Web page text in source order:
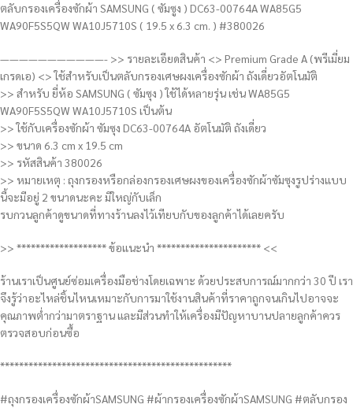
ตลับกรองเครื่องซักผ้า SAMSUNG ( ซัมซูง ) DC63-00764A WA85G5
WA90F5S5QW WA10J5710S ( 19.5 x 6.3 cm. ) #380026
———————————- >> รายละเอียดสินค้า <> Premium Grade A (พรีเมี่ยม
เกรดเอ) <> ใช้สำหรับเป็นตลับกรองเศษผงเครื่องซักผ้า ถังเดี่ยวอัตโนมัติ
>> สำหรับ ยี่ห้อ SAMSUNG ( ซัมซุง ) ใช้ได้หลายรุ่น เช่น WA85G5
WA90F5S5QW WA10J5710S เป็นต้น
>> ใช้กับเครื่องซักผ้า ซัมซุง DC63-00764A อัตโนมัติ ถังเดี่ยว
>> ขนาด 6.3 cm x 19.5 cm
>> รหัสสินค้า 380026
>> หมายเหตุ : ถุงกรองหรือกล่องกรองเศษผงของเครื่องซักผ้าซัมซุงรูปร่างแบบ
นี้จะมีอยู่ 2 ขนาดนะคะ มีใหญ่กับเล็ก
รบกวนลูกค้าดูขนาดที่ทางร้านลงไว้เทียบกับของลูกค้าได้เลยครับ
>> ******************* ข้อแนะนำ ********************** <<
ร้านเราเป็นศูนย์ซ่อมเครื่องมือช่างโดยเฉพาะ ด้วยประสบการณ์มากกว่า 30 ปี เรา
จึงรู้ว่าอะไหล่ชิ้นไหนเหมาะกับการมาใช้งานสินค้าที่ราคาถูกจนเกินไปอาจจะ
คุณภาพต่ำกว่ามาตราฐาน และมีส่วนทำให้เครื่องมีปัญหาบานปลายลูกค้าควร
ตรวจสอบก่อนซื้อ
*************************************************
#ถุงกรองเครื่องซักผ้าSAMSUNG #ผ้ากรองเครื่องซักผ้าSAMSUNG #ตลับกรอง